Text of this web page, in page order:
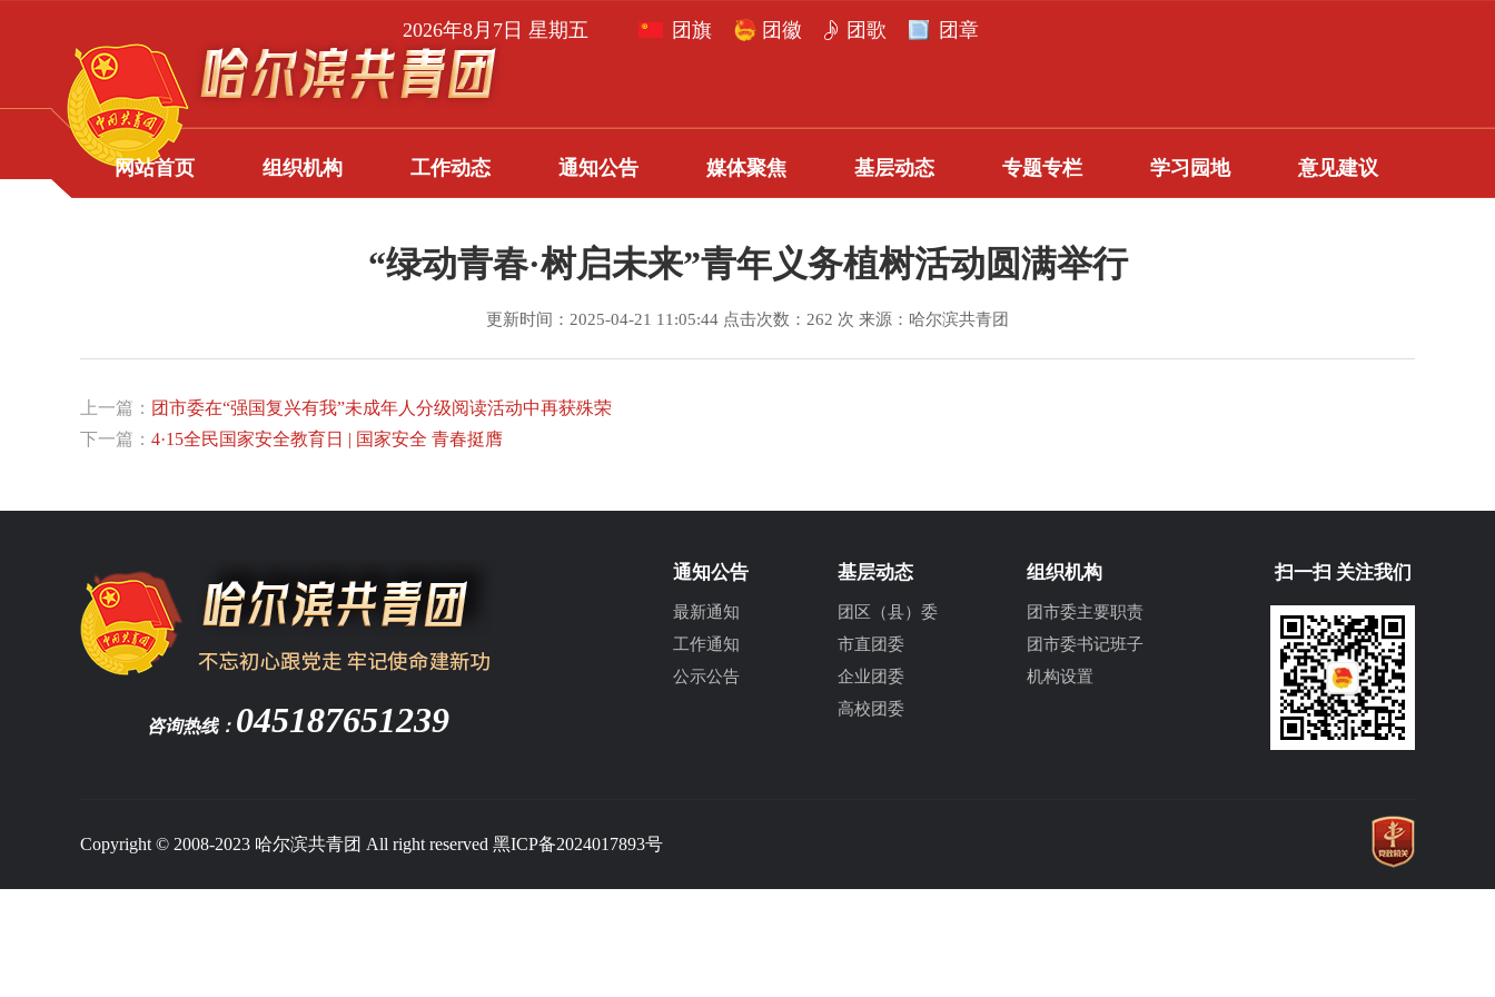
2026年8月7日 星期五 团旗 团徽 团歌 团章
网站首页 组织机构 工作动态 通知公告 媒体聚焦 基层动态 专题专栏 学习园地 意见建议
“绿动青春·树启未来”青年义务植树活动圆满举行
更新时间：2025-04-21 11:05:44 点击次数：262 次 来源：哈尔滨共青团
上一篇： 团市委在“强国复兴有我”未成年人分级阅读活动中再获殊荣
下一篇： 4·15全民国家安全教育日 | 国家安全 青春挺膺
咨询热线： 045187651239
通知公告
最新通知
工作通知
公示公告
基层动态
团区（县）委
市直团委
企业团委
高校团委
组织机构
团市委主要职责
团市委书记班子
机构设置
扫一扫 关注我们
Copyright © 2008-2023 哈尔滨共青团 All right reserved 黑ICP备2024017893号